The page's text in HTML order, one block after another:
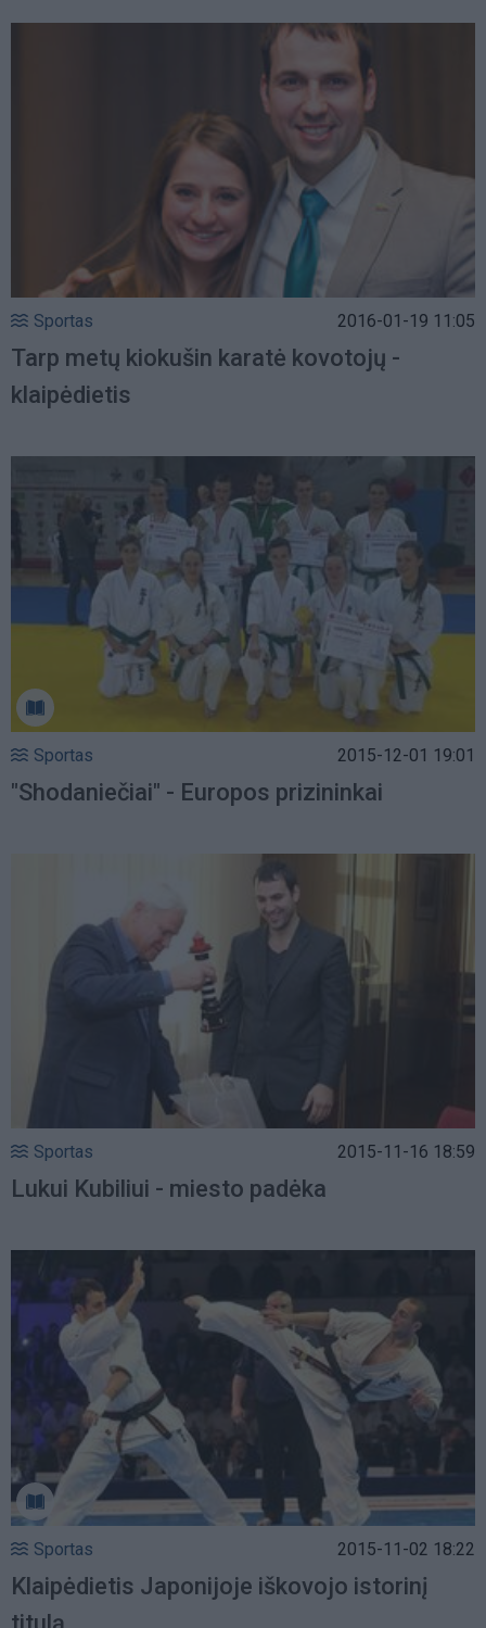
Sportas 2016-01-19 11:05
Tarp metų kiokušin karatė kovotojų -
klaipėdietis
Sportas 2015-12-01 19:01
"Shodaniečiai" - Europos prizininkai
Sportas 2015-11-16 18:59
Lukui Kubiliui - miesto padėka
Sportas 2015-11-02 18:22
Klaipėdietis Japonijoje iškovojo istorinį